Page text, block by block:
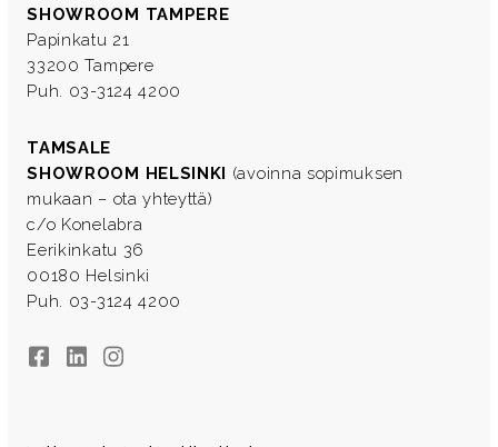
SHOWROOM TAMPERE
Papinkatu 21
33200 Tampere
Puh. 03-3124 4200
TAMSALE
SHOWROOM HELSINKI (avoinna sopimuksen
mukaan – ota yhteyttä)
c/o Konelabra
Eerikinkatu 36
00180 Helsinki
Puh. 03-3124 4200
FacebookLinkedInInstagram